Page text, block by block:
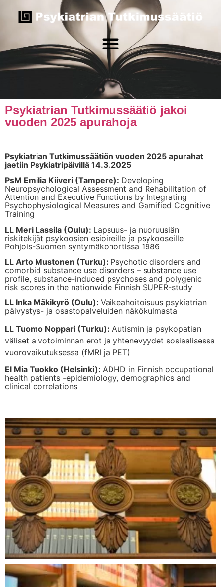
Psykiatrian Tutkimussäätiö jakoi
vuoden 2025 apurahoja
Psykiatrian Tutkimussäätiön vuoden 2025 apurahat
jaetiin Psykiatripäivillä 14.3.2025
PsM Emilia Kiiveri (Tampere): Developing
Neuropsychological Assessment and Rehabilitation of
Attention and Executive Functions by Integrating
Psychophysiological Measures and Gamified Cognitive
Training
LL Meri Lassila (Oulu): Lapsuus- ja nuoruusiän
riskitekijät psykoosien esioireille ja psykooseille
Pohjois-Suomen syntymäkohortissa 1986
LL Arto Mustonen (Turku): Psychotic disorders and
comorbid substance use disorders – substance use
profile, substance-induced psychoses and polygenic
risk scores in the nationwide Finnish SUPER-study
LL Inka Mäkikyrö (Oulu): Vaikeahoitoisuus psykiatrian
päivystys- ja osastopalveluiden näkökulmasta
LL Tuomo Noppari (Turku): Autismin ja psykopatian
väliset aivotoiminnan erot ja yhtenevyydet sosiaalisessa
vuorovaikutuksessa (fMRI ja PET)
El Mia Tuokko (Helsinki): ADHD in Finnish occupational
health patients -epidemiology, demographics and
clinical correlations